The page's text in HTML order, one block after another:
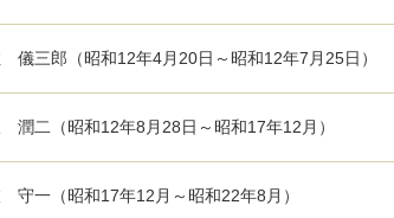
儀三郎（昭和12年4月20日～昭和12年7月25日）
潤二（昭和12年8月28日～昭和17年12月）
守一（昭和17年12月～昭和22年8月）